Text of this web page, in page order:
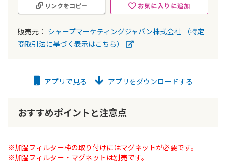
お気に入りに追加
リンクをコピー
販売元： シャープマーケティングジャパン株式会社
（特定
商取引法に基づく表示はこちら）
アプリで見る アプリをダウンロードする
おすすめポイントと注意点
※加湿フィルター枠の取り付けにはマグネットが必要です。
※加湿フィルター・マグネットは別売です。